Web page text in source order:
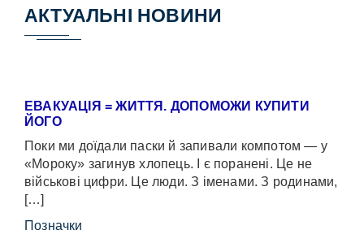
АКТУАЛЬНІ НОВИНИ
ЕВАКУАЦІЯ = ЖИТТЯ. ДОПОМОЖИ КУПИТИ
ЙОГО
Поки ми доїдали паски й запивали компотом — у
«Мороку» загинув хлопець. І є поранені. Це не
військові цифри. Це люди. З іменами. З родинами,
[…]
Позначки